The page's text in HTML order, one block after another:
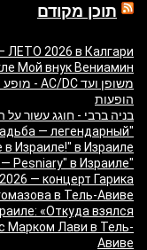
תוכן מקודם
— ЛЕТО 2026 в Калгари
Мой внук Вениамин
הופעות
בניה ברבי - חוגג עשור על הבמות! 2026 -
— легендарный
Израиле!" в Израиле
"Песняры — Pesniary" в Израиле
— концерт Гарика
в Тель-Авиве
«Откуда взялся
Марком Лави в Тель-
Авиве